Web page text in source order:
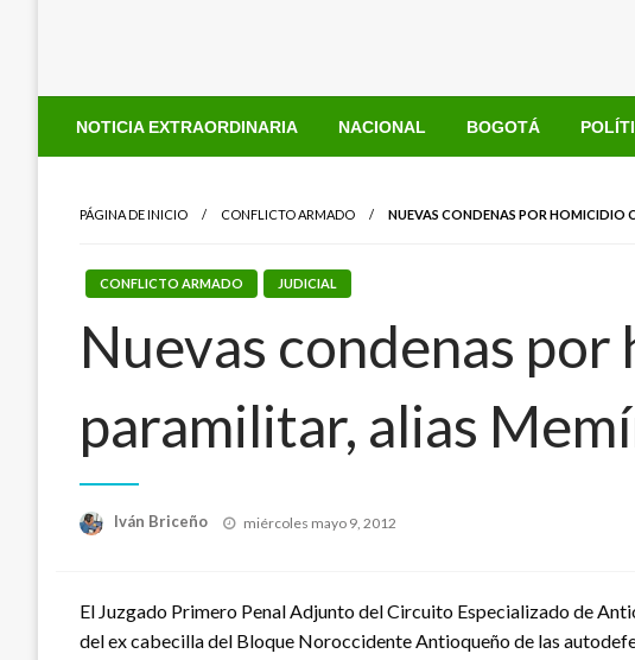
NOTICIA EXTRAORDINARIA NACIONAL BOGOTÁ
PÁGINA DE INICIO CONFLICTO ARMADO NUEVAS CONDENAS POR HOMICIDIO
CONFLICTO ARMADO JUDICIAL
Nuevas condenas
paramilitar, alias
Iván Briceño
Publicado
miércoles mayo 9, 2012
El Juzgado Primero Penal Adjunto del Circuito Especializado de
del ex cabecilla del Bloque Noroccidente Antioqueño de las